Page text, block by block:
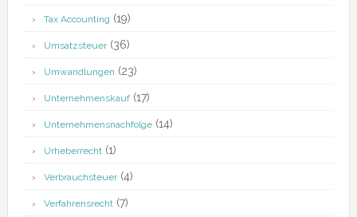
Tax Accounting (19)
Umsatzsteuer(36)
Umwandlungen (23)
Unternehmenskauf(17)
Unternehmensnachfolge(14)
Urheberrecht(1)
Verbrauchsteuer(4)
Verfahrensrecht(7)